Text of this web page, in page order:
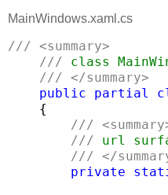
MainWindows.xaml.cs
/// <summary>
/// class
/// </summary>
public
partial
{
///
/// url
/// </
private